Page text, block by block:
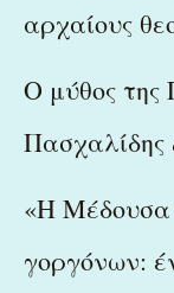
αρχαίους
Ο μύθος της
«Η Μέδουσα
γοργόνων: